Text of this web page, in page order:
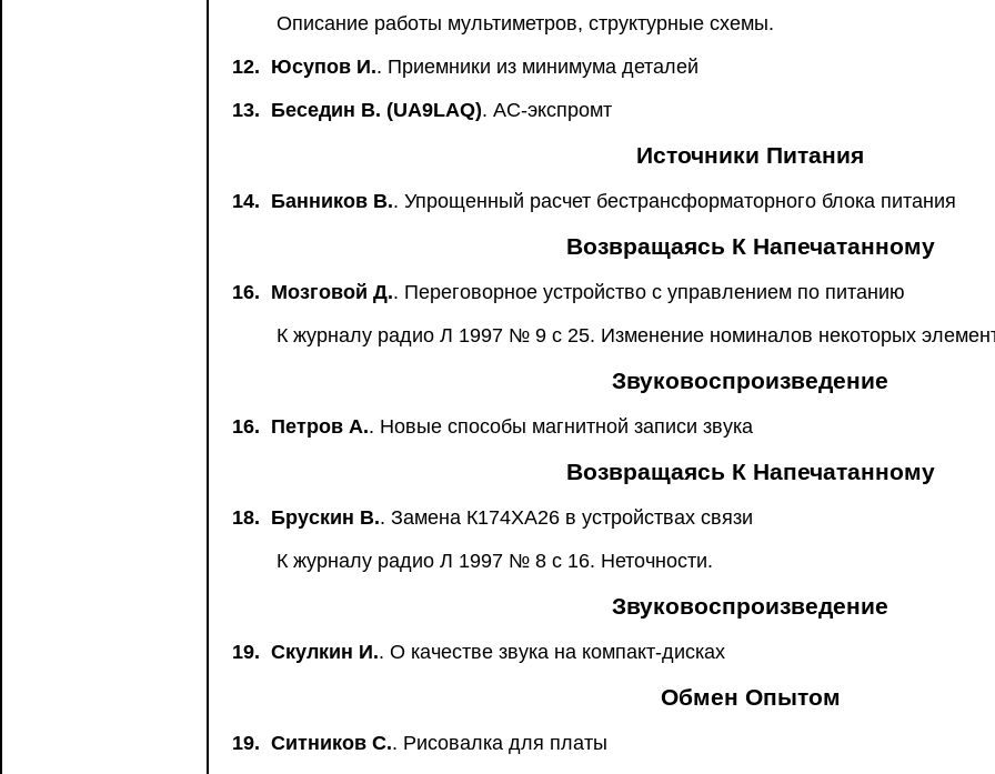
Описание работы мультиметров, структурные схемы.
12. Юсупов И.. Приемники из минимума деталей
13. Беседин В. (UA9LAQ). АС-экспромт
Источники Питания
14. Банников В.. Упрощенный расчет бестрансформаторного блока питания
Возвращаясь К Напечатанному
16. Мозговой Д.. Переговорное устройство с управлением по питанию
К журналу радио Л 1997 № 9 с 25. Изменение номиналов некоторых
Звуковоспроизведение
16. Петров А.. Новые способы магнитной записи звука
Возвращаясь К Напечатанному
18. Брускин В.. Замена К174ХА26 в устройствах связи
К журналу радио Л 1997 № 8 с 16. Неточности.
Звуковоспроизведение
19. Скулкин И.. О качестве звука на компакт-дисках
Обмен Опытом
19. Ситников С.. Рисовалка для платы